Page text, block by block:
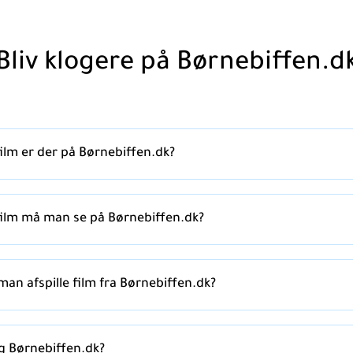
klogere på
er der på Børnebiffen.dk?
må man se på Børnebiffen.dk?
afspille film fra Børnebiffen.dk?
Børnebiffen.dk?